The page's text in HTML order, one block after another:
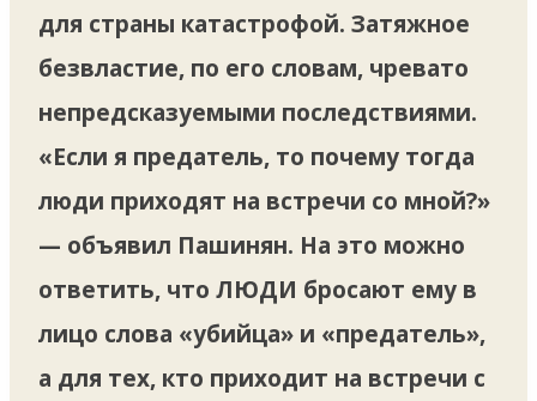
для страны катастрофой. Затяжное
безвластие, по его словам, чревато
непредсказуемыми последствиями.
«Если я предатель, то почему тогда
люди приходят на встречи со мной?»
— объявил Пашинян. На это можно
ответить, что ЛЮДИ бросают ему в
лицо слова «убийца» и «предатель»,
а для тех, кто приходит на встречи с